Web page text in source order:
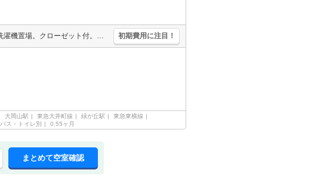
仲介手数料家賃の55%。角部屋。バス・トイレ別。室内洗濯機置場。クローゼット付。システムキッチン。退去時の清掃費実費。2面採光。ロフト付き。シューズボックス付き。バルコニー。最上階。 初期費用に注目！
大岡山駅 東急大井町線 緑が丘駅
東急東横線
バス・トイレ別 0.55ヶ月
まとめて空室確認